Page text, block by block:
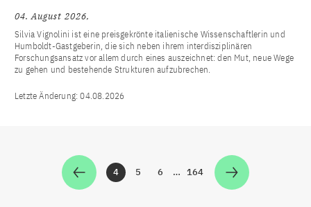
04. August 2026
Silvia Vignolini ist eine preisgekrönte italienische Wissenschaftlerin und
Humboldt-Gastgeberin, die sich neben ihrem interdisziplinären
Forschungsansatz vor allem durch eines auszeichnet: den Mut, neue Wege
zu gehen und bestehende Strukturen aufzubrechen.
Letzte Änderung:04.08.2026
Zur Seite
4 Zur Seite
5 Zur Seite
6 … Zur Seite
164